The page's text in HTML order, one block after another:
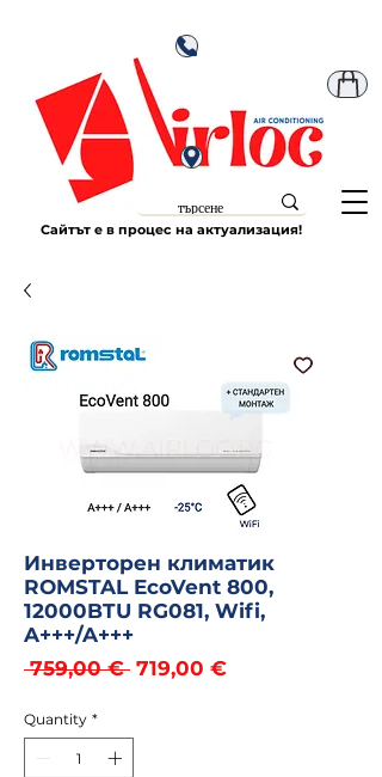
Сайтът е в процес на актуализация!
Инверторен климатик
ROMSTAL EcoVent 800,
12000BTU RG081, Wifi,
A+++/A+++
759,00 € Regular
719,00 €Sale
Quantity *